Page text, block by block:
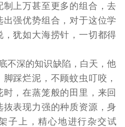
上万甚至更多的组合，去
强优势组合，对于这位学
，犹如大海捞针，一切都得
不深的知识缺陷，白天，他
踩烂泥，不顾蚊虫叮咬，
，在蒸笼般的田里，来回
表现力强的种质资源，身
子上，精心地进行杂交试